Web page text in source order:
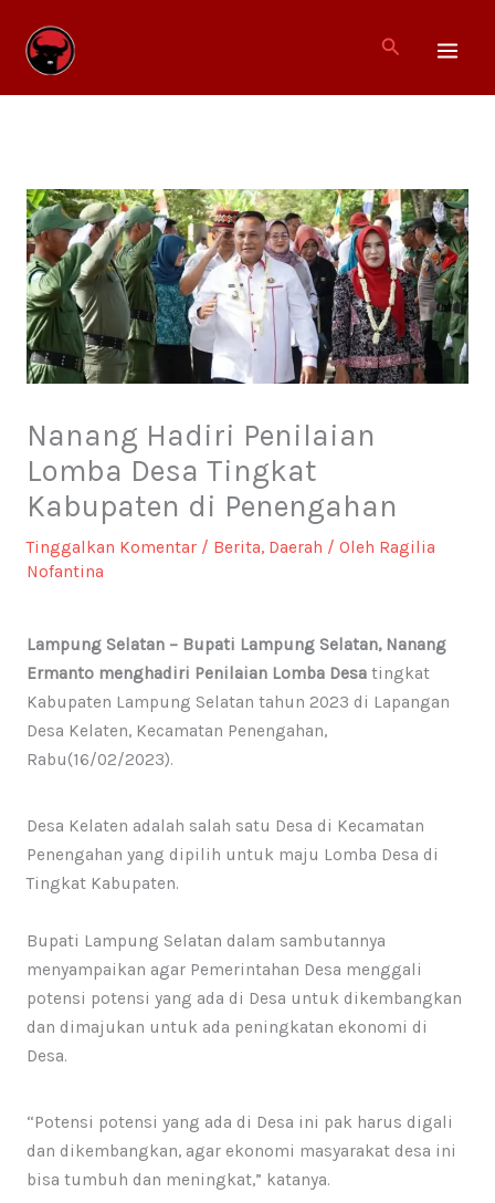
konten
Cari
Nanang Hadiri Penilaian
Lomba Desa Tingkat
Kabupaten di Penengahan
Tinggalkan Komentar / Berita, Daerah / Oleh Ragilia
Nofantina
Lampung Selatan – Bupati Lampung Selatan, Nanang
Ermanto menghadiri Penilaian Lomba Desatingkat
Kabupaten Lampung Selatan tahun 2023 di Lapangan
Desa Kelaten, Kecamatan Penengahan,
Rabu(16/02/2023).
Desa Kelaten adalah salah satu Desa di Kecamatan
Penengahan yang dipilih untuk maju Lomba Desa di
Tingkat Kabupaten.
Bupati Lampung Selatan dalam sambutannya
menyampaikan agar Pemerintahan Desa menggali
potensi potensi yang ada di Desa untuk dikembangkan
dan dimajukan untuk ada peningkatan ekonomi di
Desa.
“Potensi potensi yang ada di Desa ini pak harus digali
dan dikembangkan, agar ekonomi masyarakat desa ini
bisa tumbuh dan meningkat,” katanya.